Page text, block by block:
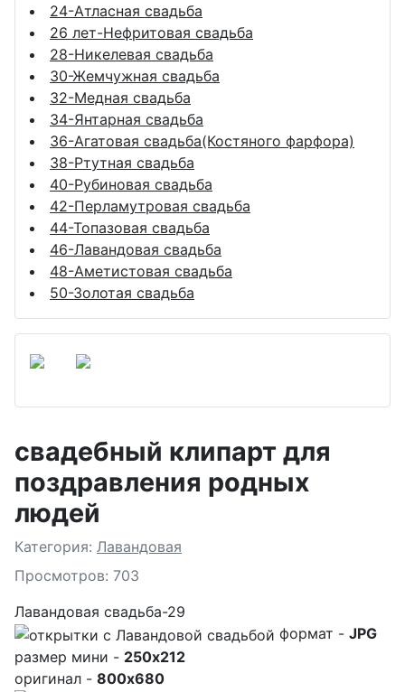
24-Атласная свадьба
26 лет-Нефритовая свадьба
28-Никелевая свадьба
30-Жемчужная свадьба
32-Медная свадьба
34-Янтарная свадьба
36-Агатовая свадьба(Костяного фарфора)
38-Ртутная свадьба
40-Рубиновая свадьба
42-Перламутровая свадьба
44-Топазовая свадьба
46-Лавандовая свадьба
48-Аметистовая свадьба
50-Золотая свадьба
свадебный клипарт для
поздравления родных
людей
Подробности
Категория: Лавандовая
Просмотров: 703
Лавандовая свадьба-29
формат - JPG
размер мини - 250x212
оригинал - 800x680